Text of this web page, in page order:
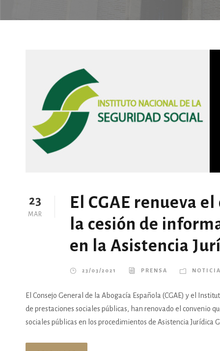
23
MAR
El CGAE renueva
la cesión de
en la Asistencia
23/03/2021 PRENSA
El Consejo General de la Abogacía Española (CGAE) y el
de prestaciones sociales públicas, han renovado el convenio
sociales públicas en los procedimientos de Asistencia Jurídica